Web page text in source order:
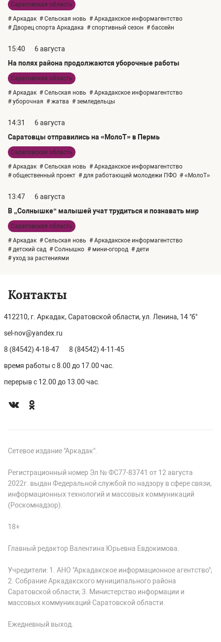
Саратовская область
# Аркадак # Сельская новь # Аркадакское информагентство
# Дворец спорта Аркадака # спортивный сезон # бассейн
15:40
6 августа
На полях района продолжаются уборочные работы
Саратовская область
# Аркадак # Сельская новь # Аркадакское информагентство
# уборочная # жатва # земледельцы
14:31
6 августа
Саратовцы отправились на «МолоТ» в Пермь
Саратовская область
# Аркадак # Сельская новь # Аркадакское информагентство
# общественный проект # для работающей молодежи ПФО # «МолоТ»
13:47
6 августа
В „Солнышке“ малышей учат трудиться и познавать мир
Саратовская область
# Аркадак # Сельская новь # Аркадакское информагентство
# детский сад # Солнышко # мини-огород # дети
# уход за растениями
Контакты
412210, г. Аркадак, Саратовской области, ул. Ленина, 14 "б"
sel-nov@yandex.ru
8 (84542) 4-18-47 8 (84542) 4-11-45
время работы с 8.00 до 17.00 час.
перерыв с 12.00 до 13.00 час.
Сетевое издание "Аркадак".
Регистрационный номер Эл № ФС77-83741 от 12 августа
2022г. выдан Федеральной службой по надзору в сфере связи,
информационных технологий и массовых коммуникаций
(Роскомнадзор).
18+
Главный редактор Валентина Юрьевна Евдокимова.
Учредители: 1. АНО "Аркадакское информационное агентство";
2. Собрание Аркадакского муниципального района
Саратовской области; 3. Министерство информации и
массовых коммуникаций Саратовской области.
Ежедневный выход.